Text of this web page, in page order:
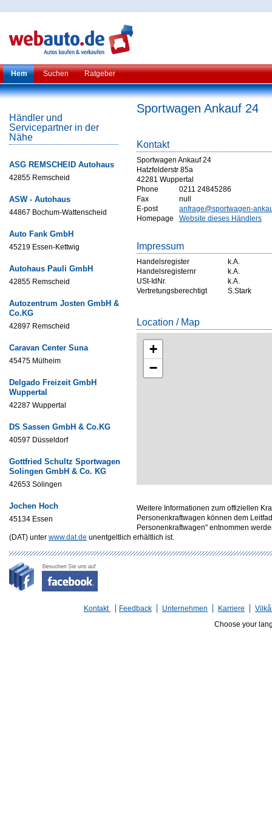
Hem Suchen Ratgeber
Händler und
Servicepartner in der
Nähe
ASG REMSCHEID Autohaus
42855 Remscheid
ASW - Autohaus
44867 Bochum-Wattenscheid
Auto Fank GmbH
45219 Essen-Kettwig
Autohaus Pauli GmbH
42855 Remscheid
Autozentrum Josten GmbH &
Co.KG
42897 Remscheid
Caravan Center Suna
45475 Mülheim
Delgado Freizeit GmbH
Wuppertal
42287 Wuppertal
DS Sassen GmbH & Co.KG
40597 Düsseldorf
Gottfried Schultz Sportwagen
Solingen GmbH & Co. KG
42653 Solingen
Jochen Hoch
45134 Essen
Sportwagen Ankauf 24
Kontakt
Sportwagen Ankauf 24
Hatzfelderstr 85a
42281 Wuppertal
Phone
0211 24845286
Fax
null
E-post
anfrage@sportwagen-
Homepage
Website dieses Händlers
Impressum
Handelsregister
k.A.
Handelsregisternr
k.A.
USt-IdNr.
k.A.
Vertretungsberechtigt
S.Stark
Location / Map
+
−
Weitere Informationen zum offiziellen
Personenkraftwagen können dem
Personenkraftwagen" entnommen
(DAT) unter www.dat.de unentgeltlich erhältlich ist.
Kontakt Feedback Unternehmen Karriere
Choose your